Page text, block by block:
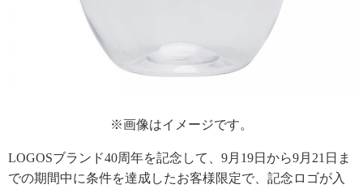
※画像はイメージです。
LOGOSブランド40周年を記念して、9月19日から9月21日ま
での期間中に条件を達成したお客様限定で、記念ロゴが入